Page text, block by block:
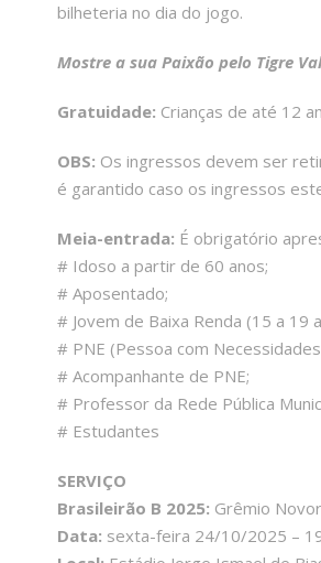
bilheteria no dia do jogo.
Mostre a sua Paixão pelo Tigre
Gratuidade: Crianças de até 12
OBS: Os ingressos devem ser
é garantido caso os ingressos
Meia-entrada: É obrigatório
# Idoso a partir de 60 anos;
# Aposentado;
# Jovem de Baixa Renda (15 a 19
# PNE (Pessoa com
# Acompanhante de PNE;
# Professor da Rede Pública
# Estudantes
SERVIÇO
Brasileirão B 2025: Grêmio
Data: sexta-feira 24/10/2025 –